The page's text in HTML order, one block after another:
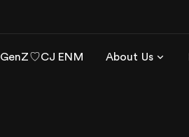
GenZ♡CJ ENM About Us